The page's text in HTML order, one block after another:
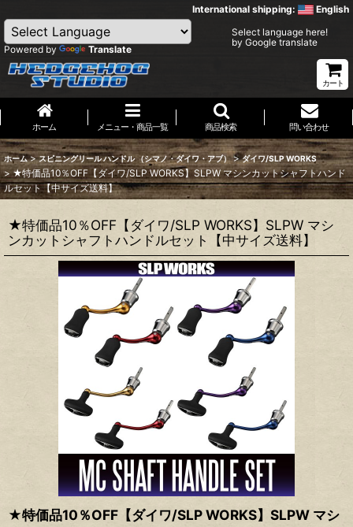
International shipping: English
Powered by Translate
Select language here!
by Google translate
カート
ホーム メニュー・商品一覧 商品検索 問い合わせ
ホーム > スピニングリール ハンドル （シマノ・ダイワ・アブ） > ダイワ/SLP WORKS
> ★特価品10％OFF【ダイワ/SLP WORKS】SLPW マシンカットシャフトハンド
ルセット【中サイズ送料】
★特価品10％OFF【ダイワ/SLP WORKS】SLPW マシ
ンカットシャフトハンドルセット【中サイズ送料】
★特価品10％OFF【ダイワ/SLP WORKS】SLPW マシ